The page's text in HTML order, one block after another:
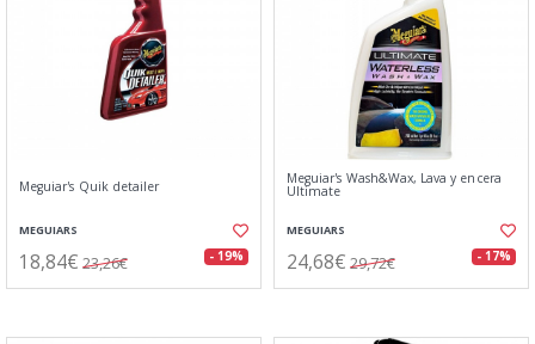
Meguiar's Quik detailer
MEGUIARS
18,84€ 23,26€ - 19%
Meguiar's Wash&Wax, Lava y encera
Ultimate
MEGUIARS
24,68€ 29,72€ - 17%